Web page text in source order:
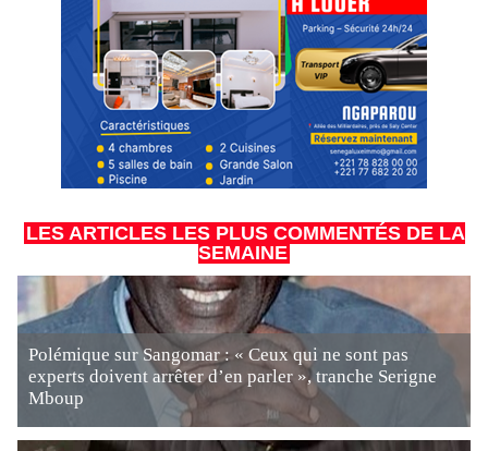
LES ARTICLES LES PLUS COMMENTÉS DE LA
SEMAINE
Polémique sur Sangomar : « Ceux qui ne sont pas
experts doivent arrêter d’en parler », tranche Serigne
Mboup